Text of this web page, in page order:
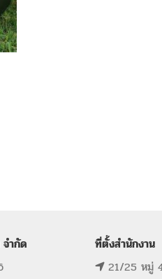
ำกัด
ที่ตั้งสำนักงาน
21/25 หมู่